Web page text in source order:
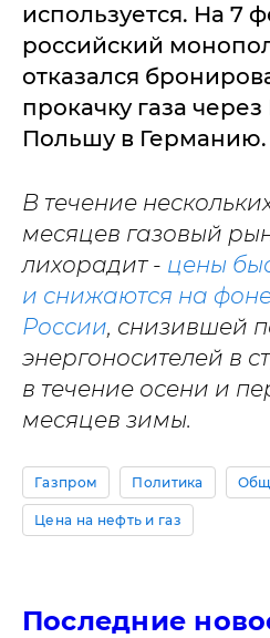
используется. На 7
российский
отказался
прокачку газа
Польшу в Германию.
В течение
месяцев газовый
лихорадит - цены
и снижаются на
России, снизившей
энергоносителей в
в течение осени и
месяцев зимы.
Газпром Политика
Цена на нефть и газ
Последние